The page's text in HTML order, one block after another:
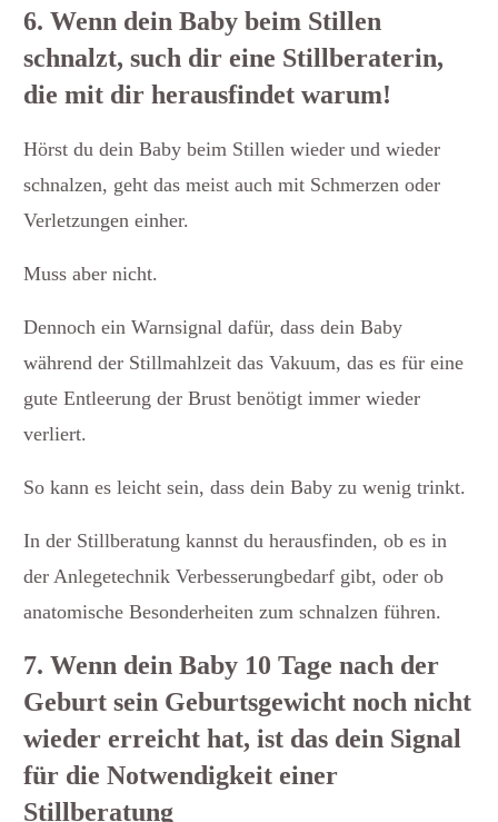
6. Wenn dein Baby beim Stillen
schnalzt, such dir eine Stillberaterin,
die mit dir herausfindet warum!
Hörst du dein Baby beim Stillen wieder und wieder
schnalzen, geht das meist auch mit Schmerzen oder
Verletzungen einher.
Muss aber nicht.
Dennoch ein Warnsignal dafür, dass dein Baby
während der Stillmahlzeit das Vakuum, das es für eine
gute Entleerung der Brust benötigt immer wieder
verliert.
So kann es leicht sein, dass dein Baby zu wenig trinkt.
In der Stillberatung kannst du herausfinden, ob es in
der Anlegetechnik Verbesserungbedarf gibt, oder ob
anatomische Besonderheiten zum schnalzen führen.
7. Wenn dein Baby 10 Tage nach der
Geburt sein Geburtsgewicht noch nicht
wieder erreicht hat, ist das dein Signal
für die Notwendigkeit einer
Stillberatung